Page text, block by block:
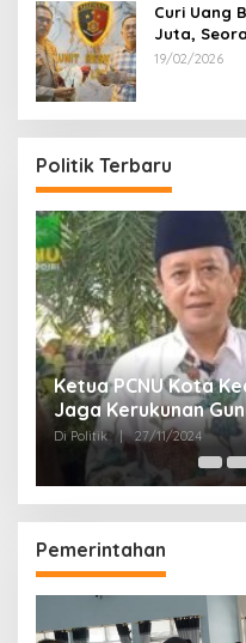
Curi Uang
Juta,
Reskrim
19/02/2026
Politik Terbaru
Ketua PCNU Kota
Jaga Kerukunan
2024
Di Politik | 27/11/2024
Pemerintahan